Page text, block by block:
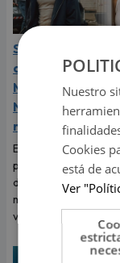
Shawn Mendes
amor por Bruna
Marquezine,
Neymar: "Te amo
muchísimo"
El cantante dedicó
palabras a Bruna
dejó claro que vive
momentos más
vida.
Nuestro
Cookies
está de
Ver